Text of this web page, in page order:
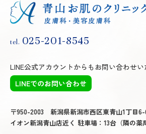
tel. 025-201-8545
LINE公式アカウントからもお問い合わせい
LINEでのお問い合わせ
〒950-2003 新潟県新潟市西区東青山1丁目6-
イオン新潟青山店近く 駐車場：13台（隣の薬